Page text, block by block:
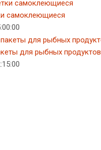
самоклеющиеся
для рыбных продуктов